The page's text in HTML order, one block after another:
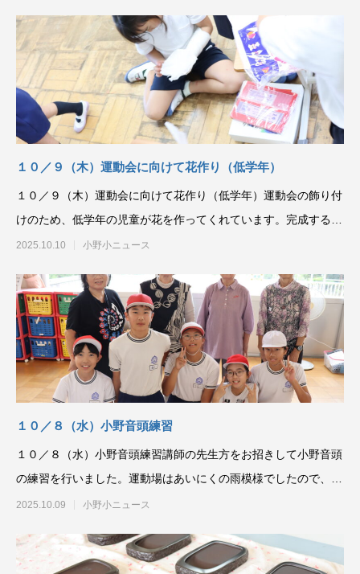
１０／９（木）運動会に向けて花作り（低学年）
１０／９（木）運動会に向けて花作り（低学年）運動会の飾り付
けのため、低学年の児童が花を作ってくれています。完成すると
中学年の児童が飾って
2025.10.10 小野小ニュース
１０／８（水）小野音頭練習
１０／８（水）小野音頭練習講師の先生方をお招きして小野音頭
の練習を行いました。運動場はあいにくの雨模様でしたので、２
階のホールを活用して
2025.10.09 小野小ニュース